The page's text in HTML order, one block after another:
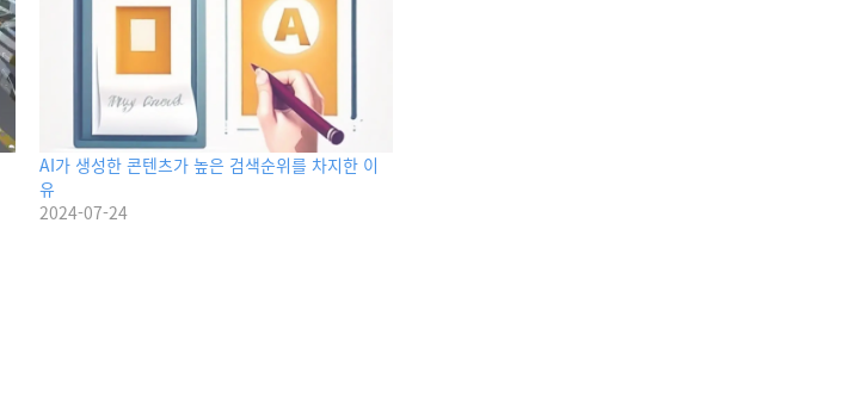
AI가 생성한 콘텐츠가 높은 검색순위를 차지한 이
유
2024-07-24